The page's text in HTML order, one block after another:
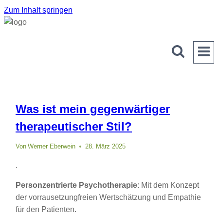
Zum Inhalt springen
Was ist mein gegenwärtiger
therapeutischer Stil?
Von Werner Eberwein 28. März 2025
.
Personzentrierte Psychotherapie: Mit dem Konzept
der vorrausetzungfreien Wertschätzung und Empathie
für den Patienten.